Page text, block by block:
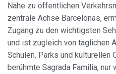
Nähe zu öffentlichen
zentrale Achse Barcelonas,
Zugang zu den wichtigsten
und ist zugleich von täglichen
Schulen, Parks und kulturellen
berühmte Sagrada Familia, nur
Diese Website verwendet
verbessern. Wenn Sie weiter
Installation. Der Benutzer hat
Browser zu konfigurieren und
dass er auf seiner Festplatte
bedenken muss, dass dies zu
Navigieren auf der Website